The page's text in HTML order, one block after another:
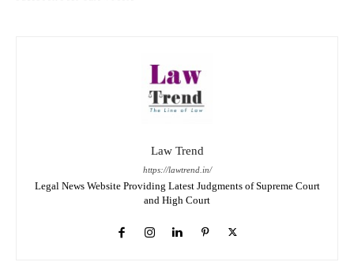
Law Trend
https://lawtrend.in/
Legal News Website Providing Latest Judgments of Supreme Court
and High Court